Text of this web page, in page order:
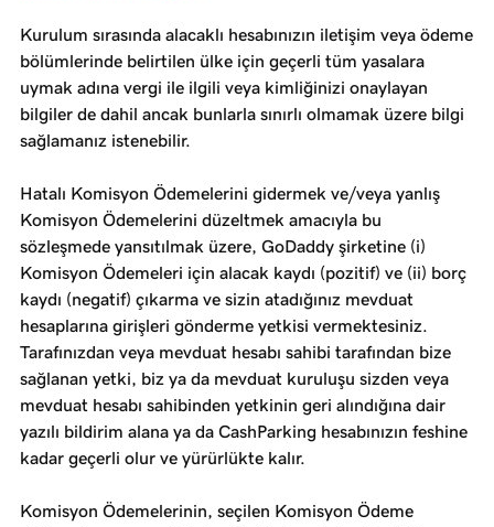
Kurulum sırasında alacaklı hesabınızın iletişim veya ödeme
bölümlerinde belirtilen ülke için geçerli tüm yasalara
uymak adına vergi ile ilgili veya kimliğinizi onaylayan
bilgiler de dahil ancak bunlarla sınırlı olmamak üzere bilgi
sağlamanız istenebilir.
Hatalı Komisyon Ödemelerini gidermek ve/veya yanlış
Komisyon Ödemelerini düzeltmek amacıyla bu
sözleşmede yansıtılmak üzere, GoDaddy şirketine (i)
Komisyon Ödemeleri için alacak kaydı (pozitif) ve (ii) borç
kaydı (negatif) çıkarma ve sizin atadığınız mevduat
hesaplarına girişleri gönderme yetkisi vermektesiniz.
Tarafınızdan veya mevduat hesabı sahibi tarafından bize
sağlanan yetki, biz ya da mevduat kuruluşu sizden veya
mevduat hesabı sahibinden yetkinin geri alındığına dair
yazılı bildirim alana ya da CashParking hesabınızın feshine
kadar geçerli olur ve yürürlükte kalır.
Komisyon Ödemelerinin, seçilen Komisyon Ödeme